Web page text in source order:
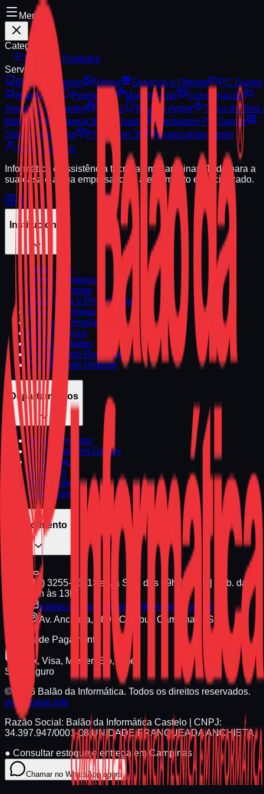
Menu
Categorias
Todos os Produtos
Serviços
Blog
Premium Vitrine Serviços e Ofertas
PC Gamer
Notebooks
Promoção Manutenção
Consignação
Assistência Games
Toners Reparo Apple
Troca de Tela
Bateria
Recuperação de Dados
Montagem PC Gamer
Sites & Sistemas
PC Gamer 3D
Especialista Apple
Fale Conosco
Informática e assistência técnica em Campinas. Tudo para a
sua casa e a sua empresa, com atendimento especializado.
Institucional
Sobre Nós
Sobre a Empresa
Como Comprar
Segurança e Privacidade
Envio e Entrega
Trocas e Devoluções
Fale Conosco
Especialidades
Atendimento Regional
Atendimento Urgente
Departamentos
Departamentos
Computadores Gamer
Notebooks
Premium
Promoções
Seminovos
Atendimento
(19) 3255-1661Seg. a Sex. das 09h às 18h | Sáb. das
09h às 13h
balaocastelo@balaodainformatica.com.br
Av. Anchieta, 789 - Cambuí, Campinas - SP
Formas de Pagamento
Pix, Visa, Master, Elo, Amex
Site Seguro
© 2026 Balão da Informática. Todos os direitos reservados.
www.balao.info
Razão Social: Balão da Informática Castelo | CNPJ:
34.397.947/0001-08UNIDADE FRANQUEADA ANCHIETA
● Consultar estoque e entrega em Campinas
Chamar no WhatsApp agora